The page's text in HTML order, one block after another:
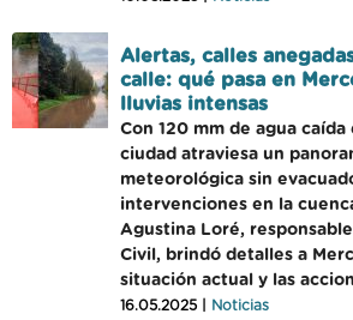
Alertas, calles
calle: qué pasa en
lluvias intensas
Con 120 mm de agua caída
ciudad atraviesa un
meteorológica sin
intervenciones en la
Agustina Loré,
Civil, brindó detalles a
situación actual y las
16.05.2025 | Noticias